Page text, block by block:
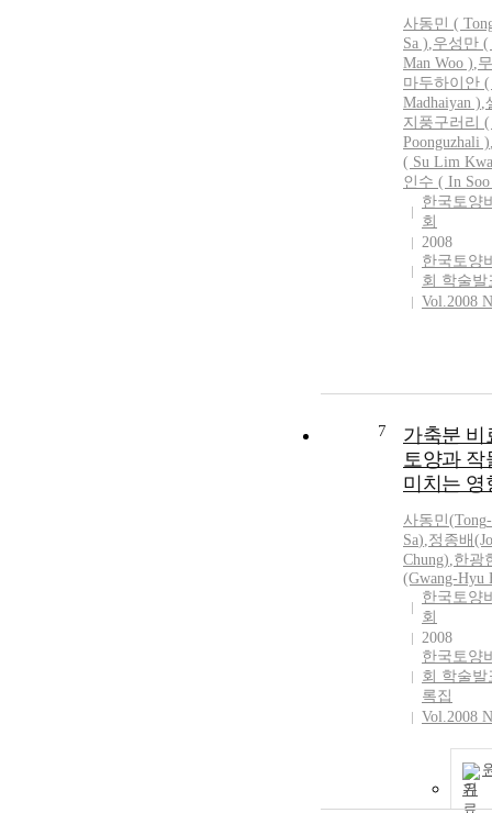
사동민 (
Sa ),우성만 (
Man Woo ),
마두하이안
Madhaiyan ),
지풍구러리 (
Poonguzhali )
( Su Lim
인수 ( In
한국토양
회
2008
한국토양
회 학술발
Vol.2008
7
가축분 비
토양과 작
미치는 영
사동민(Tong-
Sa),정종배
Chung),한광
(Gwang-Hyu
한국토양
회
2008
한국토양
회 학술발
록집
Vol.2008
기